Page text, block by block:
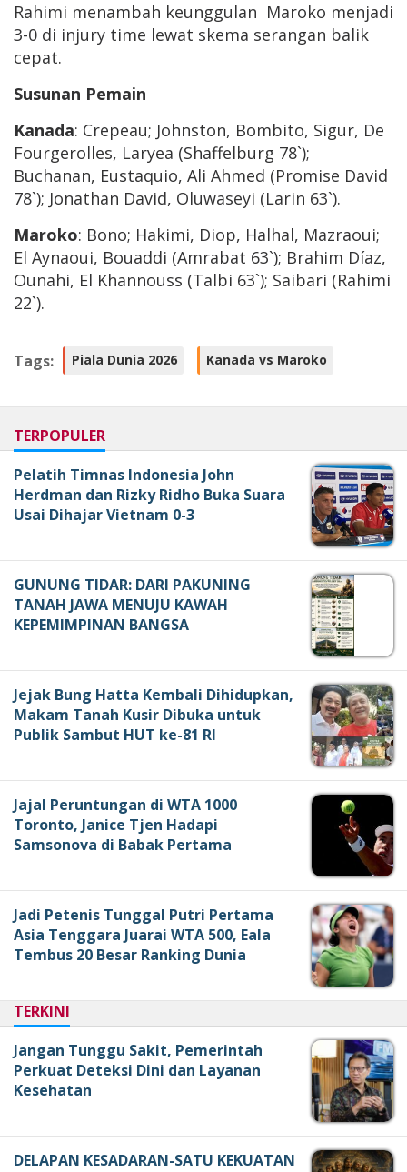
Rahimi menambah keunggulan Maroko menjadi
3-0 di injury time lewat skema serangan balik
cepat.
Susunan Pemain
Kanada: Crepeau; Johnston, Bombito, Sigur, De
Fourgerolles, Laryea (Shaffelburg 78`);
Buchanan, Eustaquio, Ali Ahmed (Promise David
78`); Jonathan David, Oluwaseyi (Larin 63`).
Maroko: Bono; Hakimi, Diop, Halhal, Mazraoui;
El Aynaoui, Bouaddi (Amrabat 63`); Brahim Díaz,
Ounahi, El Khannouss (Talbi 63`); Saibari (Rahimi
22`).
Tags: Piala Dunia 2026 Kanada vs Maroko
TERPOPULER
Pelatih Timnas Indonesia John
Herdman dan Rizky Ridho Buka Suara
Usai Dihajar Vietnam 0-3
GUNUNG TIDAR: DARI PAKUNING
TANAH JAWA MENUJU KAWAH
KEPEMIMPINAN BANGSA
Jejak Bung Hatta Kembali Dihidupkan,
Makam Tanah Kusir Dibuka untuk
Publik Sambut HUT ke-81 RI
Jajal Peruntungan di WTA 1000
Toronto, Janice Tjen Hadapi
Samsonova di Babak Pertama
Jadi Petenis Tunggal Putri Pertama
Asia Tenggara Juarai WTA 500, Eala
Tembus 20 Besar Ranking Dunia
TERKINI
Jangan Tunggu Sakit, Pemerintah
Perkuat Deteksi Dini dan Layanan
Kesehatan
DELAPAN KESADARAN-SATU KEKUATAN